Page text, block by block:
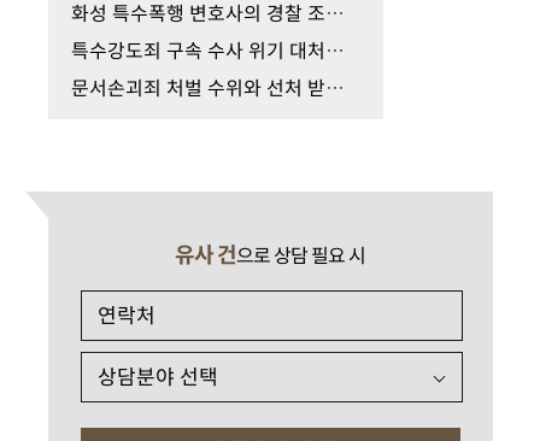
화성 특수폭행 변호사의 경찰 조사 및 합의 대응 준…
특수강도죄 구속 수사 위기 대처와 선처 받기 위한 …
문서손괴죄 처벌 수위와 선처 받기 위한 경찰 조사 …
유사 건으로 상담 필요 시